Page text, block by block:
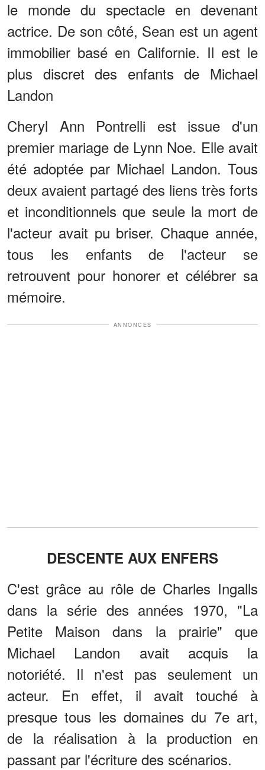
le monde du spectacle en devenant
actrice. De son côté, Sean est un agent
immobilier basé en Californie. Il est le
plus discret des enfants de Michael
Landon
Cheryl Ann Pontrelli est issue d'un
premier mariage de Lynn Noe. Elle avait
été adoptée par Michael Landon. Tous
deux avaient partagé des liens très forts
et inconditionnels que seule la mort de
l'acteur avait pu briser. Chaque année,
tous les enfants de l'acteur se
retrouvent pour honorer et célébrer sa
mémoire.
ANNONCES
DESCENTE AUX ENFERS
C'est grâce au rôle de Charles Ingalls
dans la série des années 1970, "La
Petite Maison dans la prairie" que
Michael Landon avait acquis la
notoriété. Il n'est pas seulement un
acteur. En effet, il avait touché à
presque tous les domaines du 7e art,
de la réalisation à la production en
passant par l'écriture des scénarios.